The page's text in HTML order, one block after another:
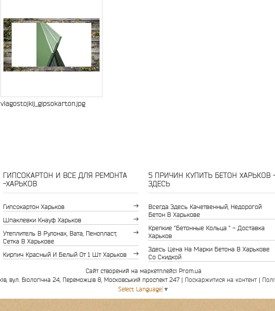
vlagostojkij_gipsokarton.jpg
ГИПСОКАРТОН И ВСЕ ДЛЯ РЕМОНТА
-ХАРЬКОВ
Гипсокартон Харьков
Шпаклевки Кнауф Харьков
Утеплитель В Рулонах, Вата, Пенопласт,
Сетка В Харькове
Кирпич Красный И Белый От 1 Шт Харьков
5 ПРИЧИН КУПИТЬ БЕТОН ХАРЬКОВ
ЗДЕСЬ
Всегда Здесь Качетвенный, Недорогой
Бетон В Харькове
Крепкие "бетонные Кольца " - Доставка
Харьков
Здесь Цена На Марки Бетона В Харькове
Со Скидкой
Сайт створений на маркетплейсі Prom.ua
Поскаржитися на контент
Select Language ▼